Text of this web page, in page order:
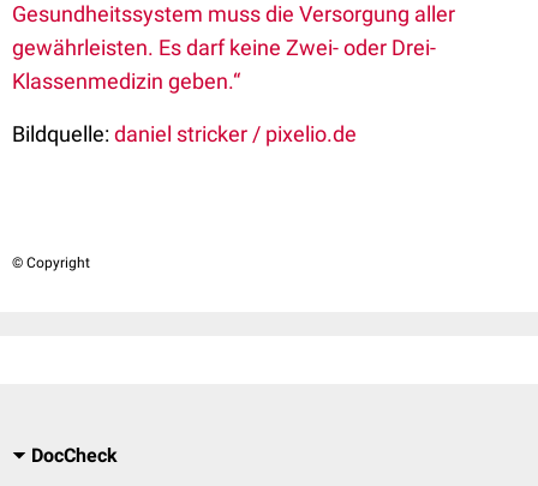
Gesundheitssystem muss die Versorgung aller
gewährleisten. Es darf keine Zwei- oder Drei-
Klassenmedizin geben.“
Bildquelle:daniel stricker / pixelio.de
© Copyright
DocCheck